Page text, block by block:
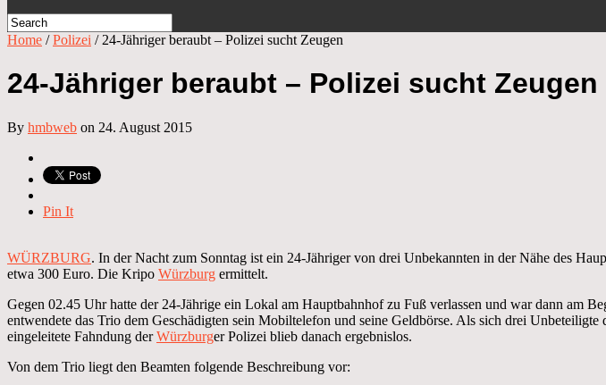
Home /Polizei / 24-Jähriger beraubt – Polizei sucht Zeugen
24-Jähriger beraubt – Polizei sucht Zeugen
By hmbweb on 24. August 2015
Pin It
WÜRZBURG. In der Nacht zum Sonntag ist ein 24-Jähriger von drei Unbekannten in der Nähe des
etwa 300 Euro. Die Kripo Würzburg ermittelt.
Gegen 02.45 Uhr hatte der 24-Jährige ein Lokal am Hauptbahnhof zu Fuß verlassen und war dann am
entwendete das Trio dem Geschädigten sein Mobiltelefon und seine Geldbörse. Als sich drei
eingeleitete Fahndung derWürzburger Polizei blieb danach ergebnislos.
Von dem Trio liegt den Beamten folgende Beschreibung vor: